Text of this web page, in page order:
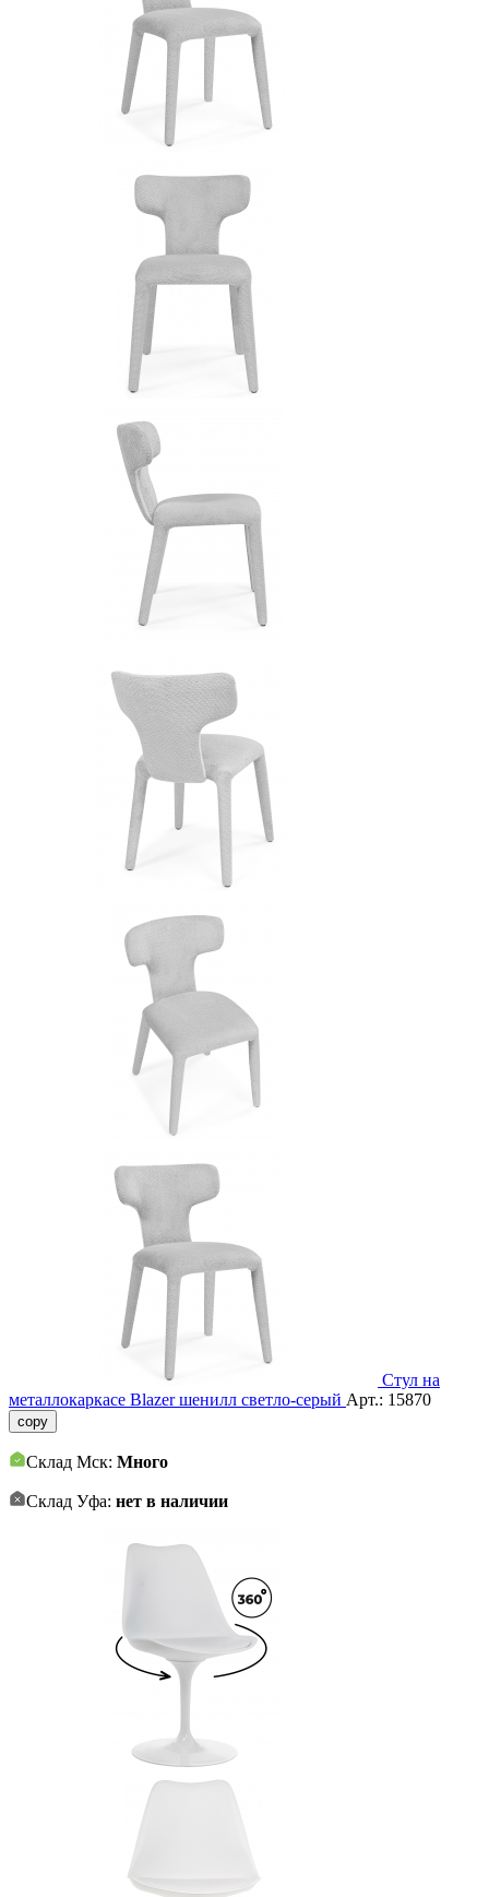
Стул на
металлокаркасе Blazer шенилл светло-серый Арт.: 15870
copy
Склад Мск: Много
Склад Уфа: нет в наличии